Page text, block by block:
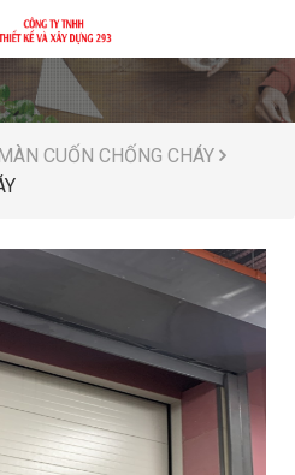
CUỐN CHỐNG CHÁY